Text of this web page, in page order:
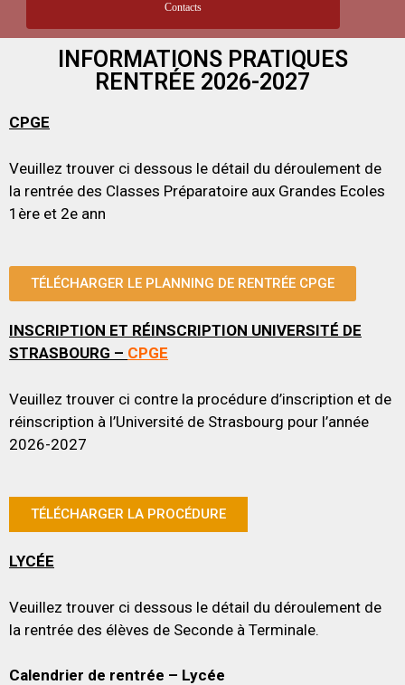
Contacts
INFORMATIONS PRATIQUES
RENTRÉE 2026-2027
CPGE
Veuillez trouver ci dessous le détail du déroulement de
la rentrée des Classes Préparatoire aux Grandes Ecoles
1ère et 2e ann
TÉLÉCHARGER LE PLANNING DE RENTRÉE CPGE
INSCRIPTION ET RÉINSCRIPTION UNIVERSITÉ DE
STRASBOURG – CPGE
Veuillez trouver ci contre la procédure d’inscription et de
réinscription à l’Université de Strasbourg pour l’année
2026-2027
TÉLÉCHARGER LA PROCÉDURE
LYCÉE
Veuillez trouver ci dessous le détail du déroulement de
la rentrée des élèves de Seconde à Terminale.
Calendrier de rentrée – Lycée